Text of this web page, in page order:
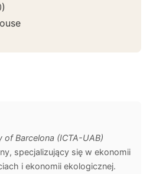
)
Barcelona (ICTA-UAB)
specjalizujący się w ekonomii
i ekonomii ekologicznej.